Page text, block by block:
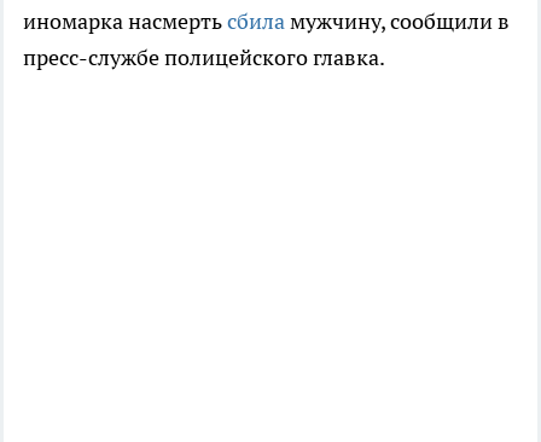
иномарка насмертьсбиламужчину, сообщили в
пресс-службе полицейского главка.